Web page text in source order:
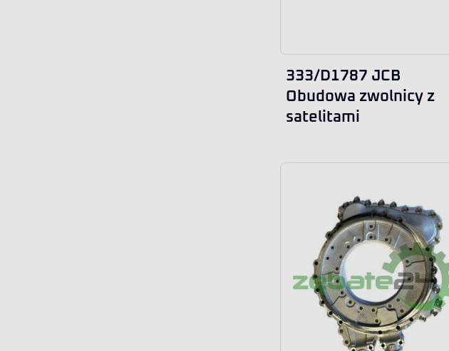
333/D1787 JCB
Obudowa zwolnicy z
satelitami